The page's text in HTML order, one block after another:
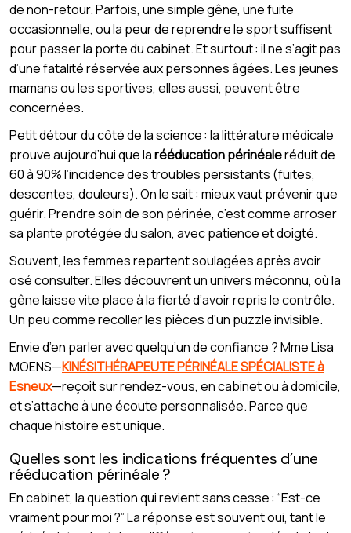
de non-retour. Parfois, une simple gêne, une fuite
occasionnelle, ou la peur de reprendre le sport suffisent
pour passer la porte du cabinet. Et surtout : il ne s’agit pas
d’une fatalité réservée aux personnes âgées. Les jeunes
mamans ou les sportives, elles aussi, peuvent être
concernées.
Petit détour du côté de la science : la littérature médicale
prouve aujourd’hui que larééducation périnéaleréduit de
60 à 90% l’incidence des troubles persistants (fuites,
descentes, douleurs). On le sait : mieux vaut prévenir que
guérir. Prendre soin de son périnée, c’est comme arroser
sa plante protégée du salon, avec patience et doigté.
Souvent, les femmes repartent soulagées après avoir
osé consulter. Elles découvrent un univers méconnu, où la
gêne laisse vite place à la fierté d’avoir repris le contrôle.
Un peu comme recoller les pièces d’un puzzle invisible.
Envie d’en parler avec quelqu’un de confiance ? Mme Lisa
MOENS—KINÉSITHÉRAPEUTE PÉRINÉALE SPÉCIALISTE à
Esneux—reçoit sur rendez-vous, en cabinet ou à domicile,
et s’attache à une écoute personnalisée. Parce que
chaque histoire est unique.
Quelles sont les indications fréquentes d’une
rééducation périnéale ?
En cabinet, la question qui revient sans cesse : “Est-ce
vraiment pour moi ?” La réponse est souvent oui, tant le